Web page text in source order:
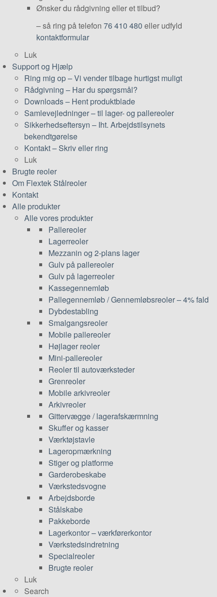
Ønsker du rådgivning eller et tilbud?
– så ring på telefon 76 410 480 eller udfyld
kontaktformular
Luk
Support og Hjælp
Ring mig op–Vi vender tilbage hurtigst muligt
Rådgivning – Har du spørgsmål?
Downloads– Hent produktblade
Samlevejledninger–til lager- og pallereoler
Sikkerhedseftersyn – Iht. Arbejdstilsynets
bekendtgørelse
Kontakt– Skriv eller ring
Luk
Brugte reoler
Om Flextek Stålreoler
Kontakt
Alle produkter
Alle vores produkter
Pallereoler
Lagerreoler
Mezzanin og 2-plans lager
Gulv på pallereoler
Gulv på lagerreoler
Kassegennemløb
Pallegennemløb / Gennemløbsreoler – 4% fald
Dybdestabling
Smalgangsreoler
Mobile pallereoler
Højlager reoler
Mini-pallereoler
Reoler til autoværksteder
Grenreoler
Mobile arkivreoler
Arkivreoler
Gittervægge / lagerafskærmning
Skuffer og kasser
Værktøjstavle
Lageropmærkning
Stiger og platforme
Garderobeskabe
Værkstedsvogne
Arbejdsborde
Stålskabe
Pakkeborde
Lagerkontor – værkførerkontor
Værkstedsindretning
Specialreoler
Brugte reoler
Luk
Search